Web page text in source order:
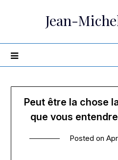
Jean-
Peut être la chose
que vous
Posted on